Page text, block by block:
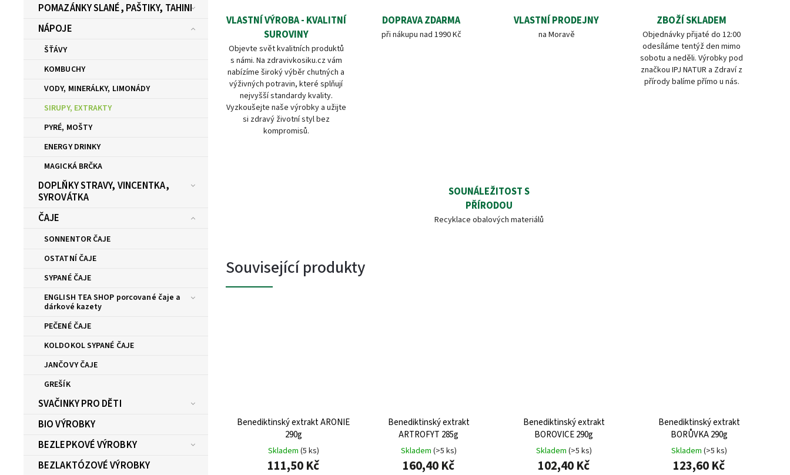
POMAZÁNKY SLANÉ, PAŠTIKY, TAHINI
NÁPOJE
ŠŤÁVY
KOMBUCHY
VODY, MINERÁLKY, LIMONÁDY
SIRUPY, EXTRAKTY
PYRÉ, MOŠTY
ENERGY DRINKY
MAGICKÁ BRČKA
DOPLŇKY STRAVY, VINCENTKA,
SYROVÁTKA
ČAJE
SONNENTOR ČAJE
OSTATNÍ ČAJE
SYPANÉ ČAJE
ENGLISH TEA SHOP porcované čaje a
dárkové kazety
PEČENÉ ČAJE
KOLDOKOL SYPANÉ ČAJE
JANČOVY ČAJE
GREŠÍK
SVAČINKY PRO DĚTI
BIO VÝROBKY
BEZLEPKOVÉ VÝROBKY
BEZLAKTÓZOVÉ VÝROBKY
VLASTNÍ VÝROBA - KVALITNÍ
SUROVINY
Objevte svět kvalitních produktů
s námi. Na zdravivkosiku.cz vám
nabízíme široký výběr chutných a
výživných potravin, které splňují
nejvyšší standardy kvality.
Vyzkoušejte naše výrobky a užijte
si zdravý životní styl bez
kompromisů.
DOPRAVA ZDARMA
při nákupu nad 1990 Kč
VLASTNÍ PRODEJNY
na Moravě
ZBOŽÍ SKLADEM
Objednávky přijaté do 12:00
odesíláme tentýž den mimo
sobotu a neděli. Výrobky pod
značkou IPJ NATUR a Zdraví z
přírody balíme přímo u nás.
SOUNÁLEŽITOST S
PŘÍRODOU
Recyklace obalových materiálů
Související produkty
Benediktinský extrakt ARONIE
290g
Skladem (5 ks)
111,50 Kč
Benediktinský extrakt
ARTROFYT 285g
Skladem (>5 ks)
160,40 Kč
Benediktinský extrakt
BOROVICE 290g
Skladem (>5 ks)
102,40 Kč
Benediktinský extrakt
BORŮVKA 290g
Skladem (>5 ks)
123,60 Kč